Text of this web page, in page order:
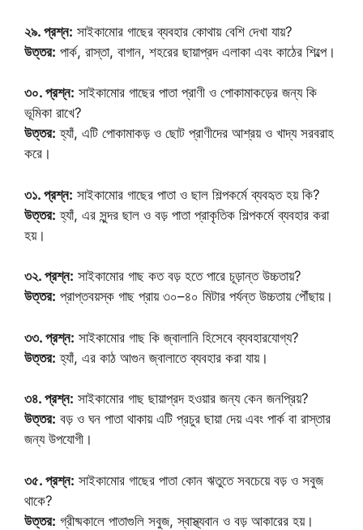
২৯. প্রশ্ন: সাইকামোর গাছের ব্যবহার কোথায় বেশি দেখা যায়?
উত্তর: পার্ক, রাস্তা, বাগান, শহরের ছায়াপ্রদ এলাকা এবং কাঠের শিল্পে।
৩০. প্রশ্ন: সাইকামোর গাছের পাতা প্রাণী ও পোকামাকড়ের জন্য কি
ভূমিকা রাখে?
উত্তর: হ্যাঁ, এটি পোকামাকড় ও ছোট প্রাণীদের আশ্রয় ও খাদ্য সরবরাহ
করে।
৩১. প্রশ্ন: সাইকামোর গাছের পাতা ও ছাল শিল্পকর্মে ব্যবহৃত হয় কি?
উত্তর: হ্যাঁ, এর সুন্দর ছাল ও বড় পাতা প্রাকৃতিক শিল্পকর্মে ব্যবহার করা
হয়।
৩২. প্রশ্ন: সাইকামোর গাছ কত বড় হতে পারে চূড়ান্ত উচ্চতায়?
উত্তর: প্রাপ্তবয়স্ক গাছ প্রায় ৩০–৪০ মিটার পর্যন্ত উচ্চতায় পৌঁছায়।
৩৩. প্রশ্ন: সাইকামোর গাছ কি জ্বালানি হিসেবে ব্যবহারযোগ্য?
উত্তর: হ্যাঁ, এর কাঠ আগুন জ্বালাতে ব্যবহার করা যায়।
৩৪. প্রশ্ন: সাইকামোর গাছ ছায়াপ্রদ হওয়ার জন্য কেন জনপ্রিয়?
উত্তর: বড় ও ঘন পাতা থাকায় এটি প্রচুর ছায়া দেয় এবং পার্ক বা রাস্তার
জন্য উপযোগী।
৩৫. প্রশ্ন: সাইকামোর গাছের পাতা কোন ঋতুতে সবচেয়ে বড় ও সবুজ
থাকে?
উত্তর: গ্রীষ্মকালে পাতাগুলি সবুজ, স্বাস্থ্যবান ও বড় আকারের হয়।